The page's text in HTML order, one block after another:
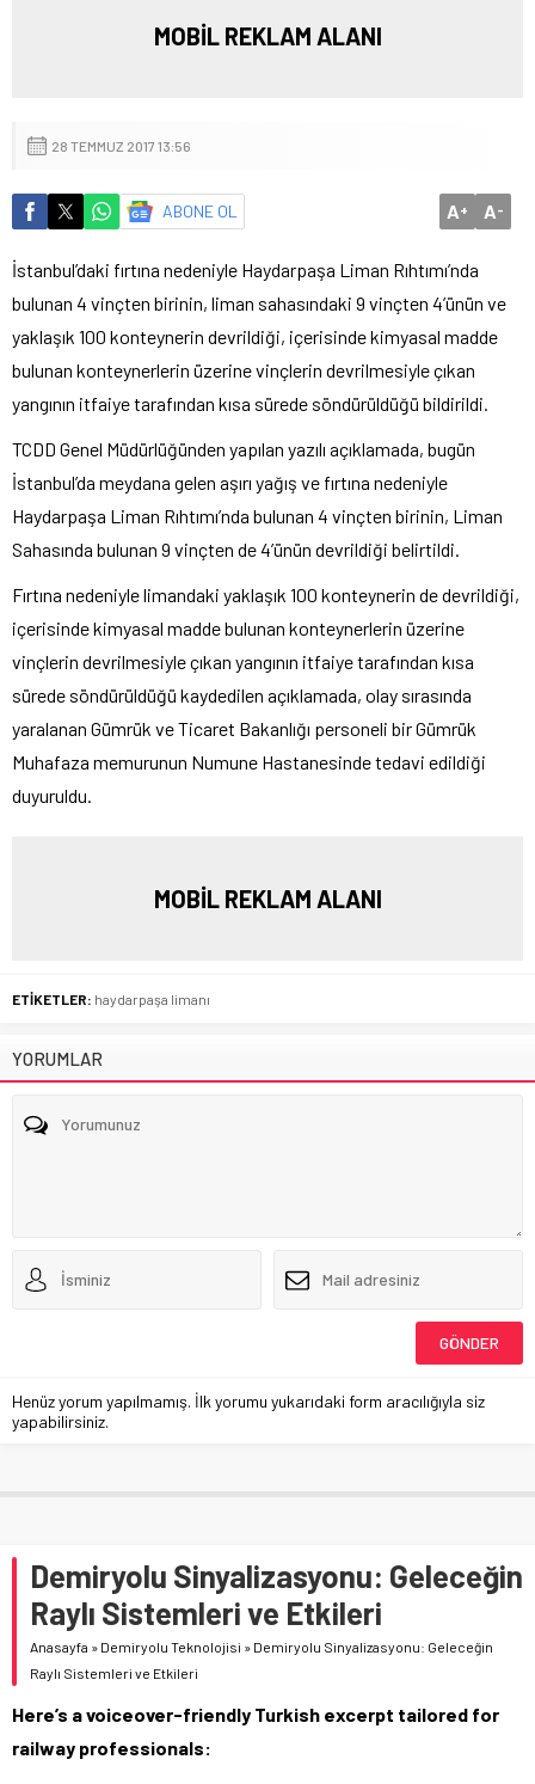
MOBİL REKLAM ALANI
28 TEMMUZ 2017 13:56
ABONE OL A+ A-
İstanbul’daki fırtına nedeniyle Haydarpaşa Liman Rıhtımı’nda
bulunan 4 vinçten birinin, liman sahasındaki 9 vinçten 4’ünün ve
yaklaşık 100 konteynerin devrildiği, içerisinde kimyasal madde
bulunan konteynerlerin üzerine vinçlerin devrilmesiyle çıkan
yangının itfaiye tarafından kısa sürede söndürüldüğü bildirildi.
TCDD Genel Müdürlüğünden yapılan yazılı açıklamada, bugün
İstanbul’da meydana gelen aşırı yağış ve fırtına nedeniyle
Haydarpaşa Liman Rıhtımı’nda bulunan 4 vinçten birinin, Liman
Sahasında bulunan 9 vinçten de 4’ünün devrildiği belirtildi.
Fırtına nedeniyle limandaki yaklaşık 100 konteynerin de devrildiği,
içerisinde kimyasal madde bulunan konteynerlerin üzerine
vinçlerin devrilmesiyle çıkan yangının itfaiye tarafından kısa
sürede söndürüldüğü kaydedilen açıklamada, olay sırasında
yaralanan Gümrük ve Ticaret Bakanlığı personeli bir Gümrük
Muhafaza memurunun Numune Hastanesinde tedavi edildiği
duyuruldu.
MOBİL REKLAM ALANI
ETİKETLER: haydarpaşa limanı
YORUMLAR
Henüz yorum yapılmamış. İlk yorumu yukarıdaki form aracılığıyla siz
yapabilirsiniz.
Demiryolu Sinyalizasyonu: Geleceğin
Raylı Sistemleri ve Etkileri
Anasayfa » Demiryolu Teknolojisi » Demiryolu Sinyalizasyonu: Geleceğin
Raylı Sistemleri ve Etkileri
Here’s a voiceover-friendly Turkish excerpt tailored for
railway professionals: